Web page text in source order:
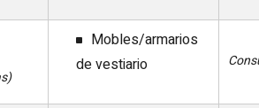
Mobles/armarios
de vestiario